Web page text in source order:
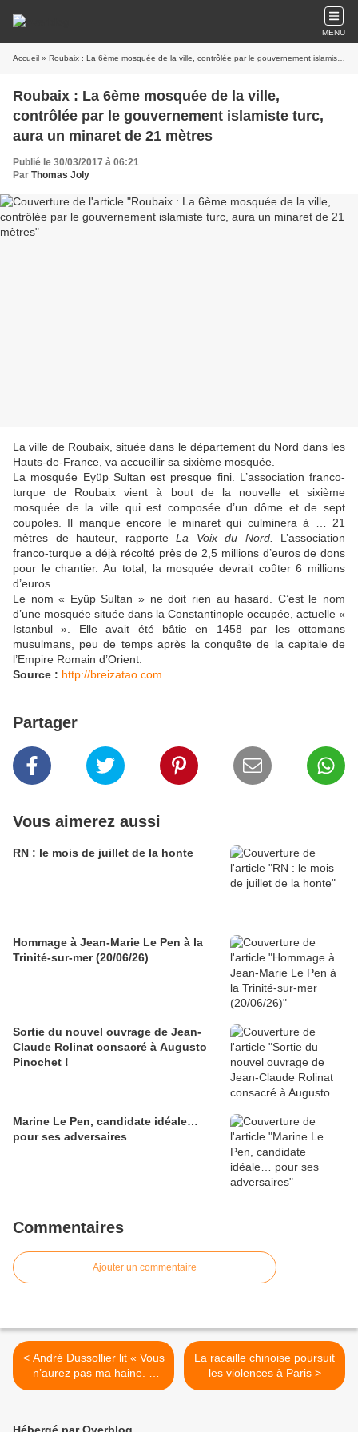
MENU
Accueil » Roubaix : La 6ème mosquée de la ville, contrôlée par le gouvernement islamiste turc, aura un minaret de 21 mètres
Roubaix : La 6ème mosquée de la ville,
contrôlée par le gouvernement islamiste turc,
aura un minaret de 21 mètres
Publié le 30/03/2017 à 06:21
Par Thomas Joly
La ville de Roubaix, située dans le département du Nord dans les
Hauts-de-France, va accueillir sa sixième mosquée.
La mosquée Eyüp Sultan est presque fini. L’association franco-
turque de Roubaix vient à bout de la nouvelle et sixième
mosquée de la ville qui est composée d’un dôme et de sept
coupoles. Il manque encore le minaret qui culminera à … 21
mètres de hauteur, rapporte La Voix du Nord. L’association
franco-turque a déjà récolté près de 2,5 millions d’euros de dons
pour le chantier. Au total, la mosquée devrait coûter 6 millions
d’euros.
Le nom « Eyüp Sultan » ne doit rien au hasard. C’est le nom
d’une mosquée située dans la Constantinople occupée, actuelle «
Istanbul ». Elle avait été bâtie en 1458 par les ottomans
musulmans, peu de temps après la conquête de la capitale de
l’Empire Romain d’Orient.
Source : http://breizatao.com
Partager
Vous aimerez aussi
RN : le mois de juillet de la honte
Hommage à Jean-Marie Le Pen à la
Trinité-sur-mer (20/06/26)
Sortie du nouvel ouvrage de Jean-
Claude Rolinat consacré à Augusto
Pinochet !
Marine Le Pen, candidate idéale…
pour ses adversaires
Commentaires
Ajouter un commentaire
< André Dussollier lit « Vous
n’aurez pas ma haine. »
Pas son courage non
La racaille chinoise poursuit
les violences à Paris >